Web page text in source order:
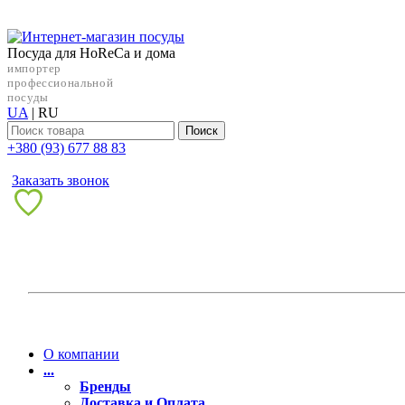
Посуда для HoReCa и дома
импортер
профессиональной
посуды
UA | RU
Поиск
+38‎0 (93) 677 88 83
Заказать звонок
О компании
...
Бренды